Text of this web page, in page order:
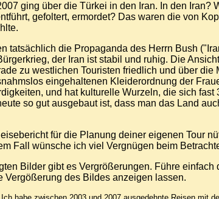
ging über die Türkei in den Iran. In den
gefoltert, ermordet? Das waren die von
tatsächlich die Propaganda des Herrn Bush
der Iran ist stabil und ruhig. Die
zu westlichen Touristen friedlich und über
eingehaltenen Kleiderordnung der
und hat kulturelle Wurzeln, die sich
so gut ausgebaut ist, dass man das Land
für die Planung deiner eigenen Tour
Fall wünsche ich viel Vergnügen beim
Bilder gibt es Vergrößerungen. Führe
Vergößerung des Bildes anzeigen lassen.